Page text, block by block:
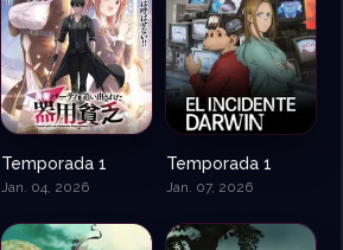
Temporada 1
Jan. 04, 2026
Temporada 1
Jan. 07, 2026